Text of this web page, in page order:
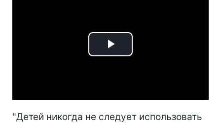
Play
"Детей никогда не следует использовать